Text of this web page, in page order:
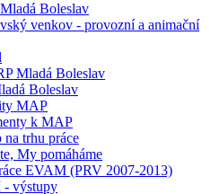
Boleslav
venkov - provozní a animační
Mladá Boleslav
Boleslav
MAP
k MAP
na trhu práce
My pomáháme
EVAM (PRV 2007-2013)
výstupy